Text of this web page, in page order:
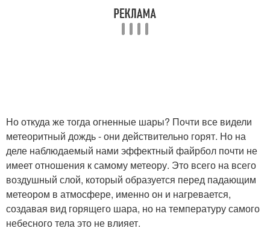
Но откуда же тогда огненные шары? Почти все видели
метеоритный дождь - они действительно горят. Но на
деле наблюдаемый нами эффектный файрбол почти не
имеет отношения к самому метеору. Это всего на всего
воздушный слой, который образуется перед падающим
метеором в атмосфере, именно он и нагревается,
создавая вид горящего шара, но на температуру самого
небесного тела это не влияет.